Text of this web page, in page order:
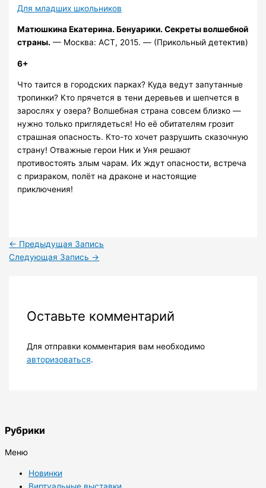
Для младших школьников
Матюшкина Екатерина.Бенуарики. Секреты волшебной
страны. — Москва: АСТ, 2015. — (Прикольный детектив)
6+
Что таится в городских парках? Куда ведут запутанные
тропинки? Кто прячется в тени деревьев и шепчется в
зарослях у озера? Волшебная страна совсем близко —
нужно только приглядеться! Но её обитателям грозит
страшная опасность. Кто-то хочет разрушить сказочную
страну! Отважные герои Ник и Уня решают
противостоять злым чарам. Их ждут опасности, встреча
с призраком, полёт на драконе и настоящие
приключения!
← Предыдущая Запись
Следующая Запись →
Оставьте комментарий
Для отправки комментария вам необходимо
авторизоваться.
Рубрики
Меню
Новинки